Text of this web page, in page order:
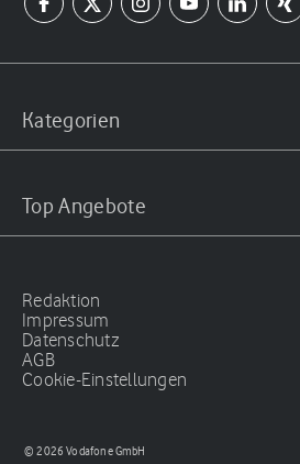
Kategorien
Top Angebote
Redaktion
Impressum
Datenschutz
AGB
Cookie-Einstellungen
© 2026 Vodafone GmbH